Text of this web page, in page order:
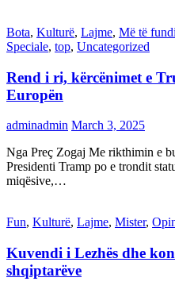
Bota, Kulturë, Lajme, Më të
Speciale, top, Uncategorized
Rend i ri, kërcënimet e
Europën
adminadmin March 3, 2025
Nga Preç Zogaj Me rikthimin e
Presidenti Tramp po e trondit
miqësive,…
Fun, Kulturë, Lajme, Mister,
Kuvendi i Lezhës dhe
shqiptarëve